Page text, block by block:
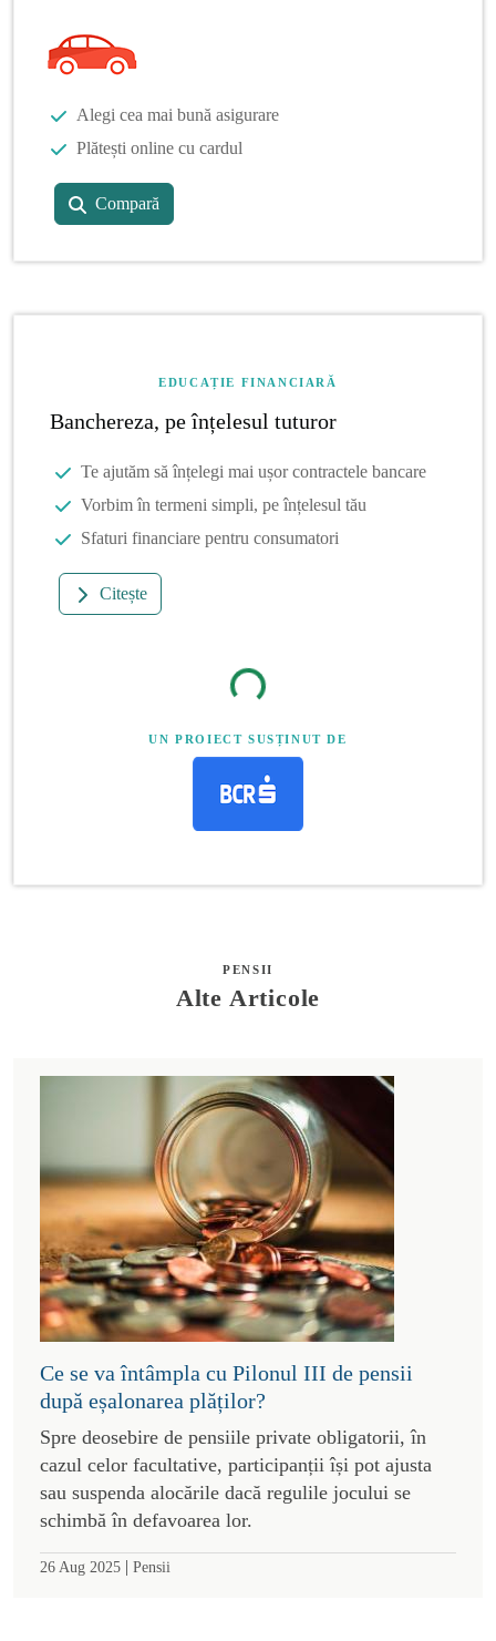
Alegi cea mai bună asigurare
Plătești online cu cardul
Compară
EDUCAȚIE FINANCIARĂ
Banchereza, pe înțelesul tuturor
Te ajutăm să înțelegi mai ușor contractele bancare
Vorbim în termeni simpli, pe înțelesul tău
Sfaturi financiare pentru consumatori
Citește
UN PROIECT SUSȚINUT DE
PENSII
Alte Articole
Ce se va întâmpla cu Pilonul III de pensii
după eșalonarea plăților?
Spre deosebire de pensiile private obligatorii, în
cazul celor facultative, participanții își pot ajusta
sau suspenda alocările dacă regulile jocului se
schimbă în defavoarea lor.
26 Aug 2025 | Pensii